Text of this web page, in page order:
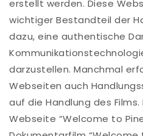
erstellt werden. Diese
wichtiger Bestandteil der
dazu, eine authentische
darzustellen. Manchmal
Webseiten auch
auf die Handlung des Films.
Webseite “Welcome to